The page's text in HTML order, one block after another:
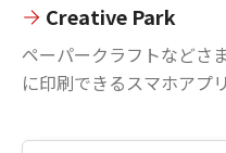
Creative Park
ペーパークラフトなどさ
に印刷できるスマホアプリ